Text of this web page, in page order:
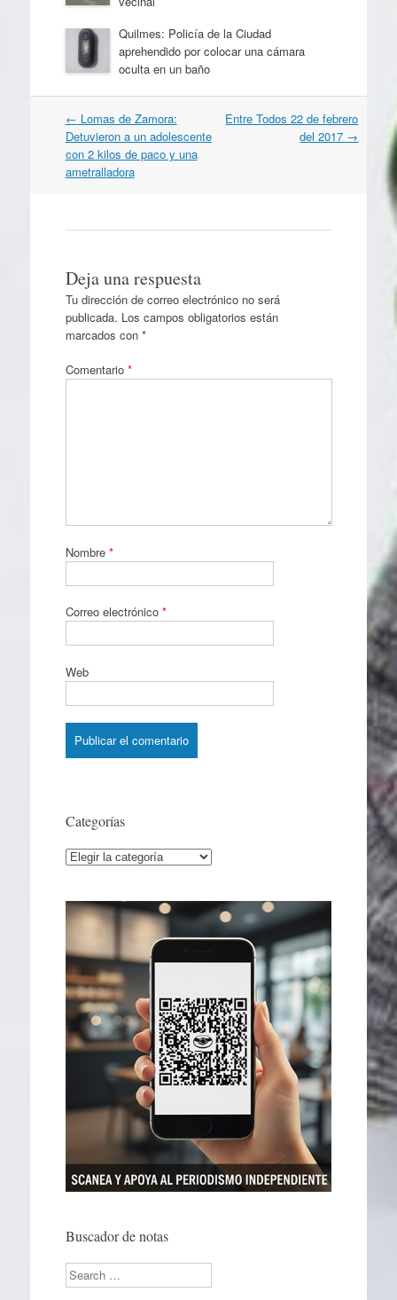
Quilmes: Policía de la Ciudad
aprehendido por colocar una cámara
oculta en un baño
Navegación
por
artículos
← Lomas de Zamora:
Detuvieron a un adolescente
con 2 kilos de paco y una
ametralladora
Entre Todos 22 de febrero
del 2017 →
Deja una respuesta
Tu dirección de correo electrónico no será
publicada. Los campos obligatorios están
marcados con *
Comentario *
Nombre *
Correo electrónico *
Web
Categorías
Categorías
Buscador de notas
Search